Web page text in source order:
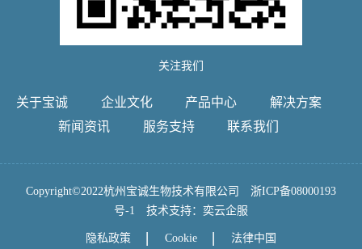
关注我们
关于宝诚 企业文化 产品中心
解决方案
新闻资讯
服务支持 联系我们
Copyright©2022杭州宝诚生物技术有限公司 浙ICP备08000193
号-1 技术支持： 奕云企服
隐私政策 Cookie 法律中国